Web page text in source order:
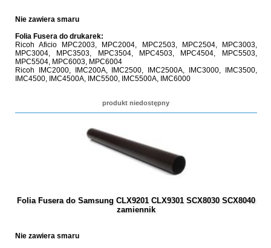
Nie zawiera smaru
Folia Fusera do drukarek:
Ricoh Aficio MPC2003, MPC2004, MPC2503, MPC2504, MPC3003,
MPC3004, MPC3503, MPC3504, MPC4503, MPC4504, MPC5503,
MPC5504, MPC6003, MPC6004
Ricoh IMC2000, IMC200A, IMC2500, IMC2500A, IMC3000, IMC3500,
IMC4500, IMC4500A, IMC5500, IMC5500A, IMC6000
produkt niedostępny
Folia Fusera do Samsung CLX9201 CLX9301 SCX8030 SCX8040
zamiennik
Nie zawiera smaru